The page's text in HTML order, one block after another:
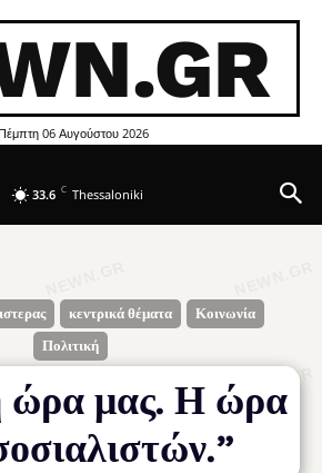
06 Αυγούστου 2026
33.6 C Thessaloniki
κεντρικά θέματα
Κοινωνία
Πολιτική
ώρα μας. Η ώρα